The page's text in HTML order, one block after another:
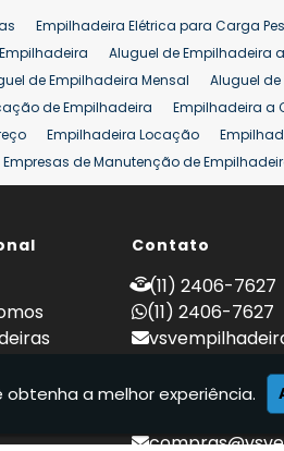
Empilhadeira Elétrica para Carga
Aluguel de Empilhadeira
de Empilhadeira Mensal Aluguel
de Empilhadeira Empilhadeira a
Empilhadeira Locação
Empresas de Manutenção de
para Hipermercados
Comprar Empilhadeira Elétrica
25 ton Empilhadeira a
Contato
(11) 2406-7627
(11) 2406-7627
a melhor experiência.